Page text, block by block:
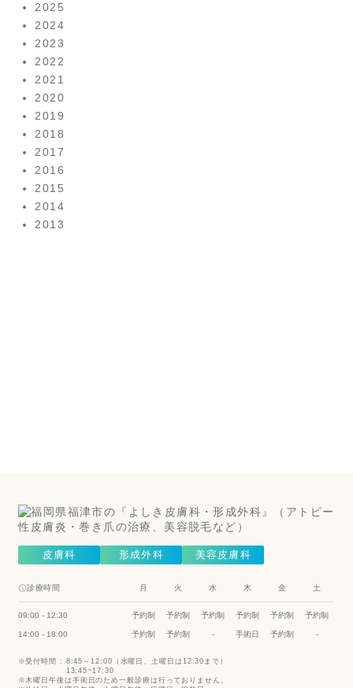
2025
2024
2023
2022
2021
2020
2019
2018
2017
2016
2015
2014
2013
皮膚科 形成外科 美容皮膚科
診療時間 月 火 水 木 金 土
09:00 - 12:30 予約制 予約制 予約制 予約制 予約制 予約制
14:00 - 18:00 予約制 予約制 - 手術日 予約制 -
受付時間 : 8:45～12:00（水曜日、土曜日は12:30まで）
13:45~17:30
木曜日午後は手術日のため一般診療は行っておりません。